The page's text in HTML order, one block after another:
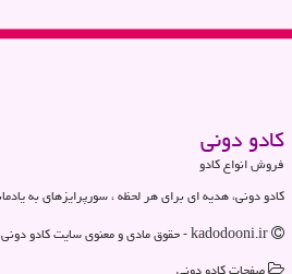
كادو دونی
فروش انواع کادو
کادو دونی، هدیه ای برای هر لحظه ، سورپرایزهای به